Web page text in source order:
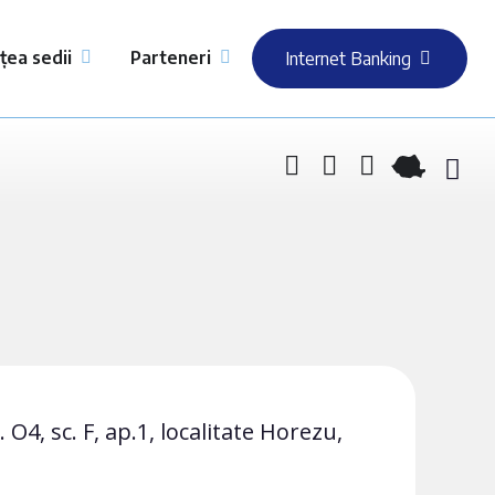
sedii Parteneri Internet Banking
sc. F, ap.1, localitate Horezu,